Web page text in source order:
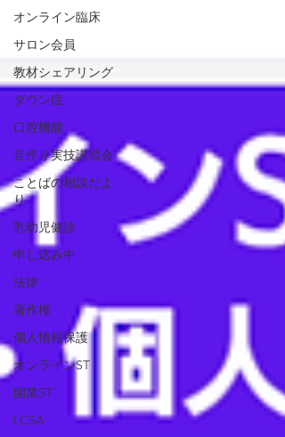
オンライン臨床
サロン会員
教材シェアリング
ダウン症
口腔機能
音作り実技講習会
ことばの相談だよ
り
乳幼児健診
申し込み中
法律
著作権
個人情報保護
オンラインST
開業ST
LCSA